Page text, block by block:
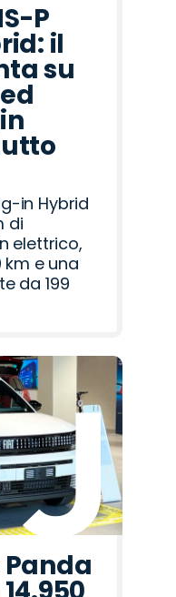
P
il
su
in Hybrid
di
elettrico,
km e una
da 199